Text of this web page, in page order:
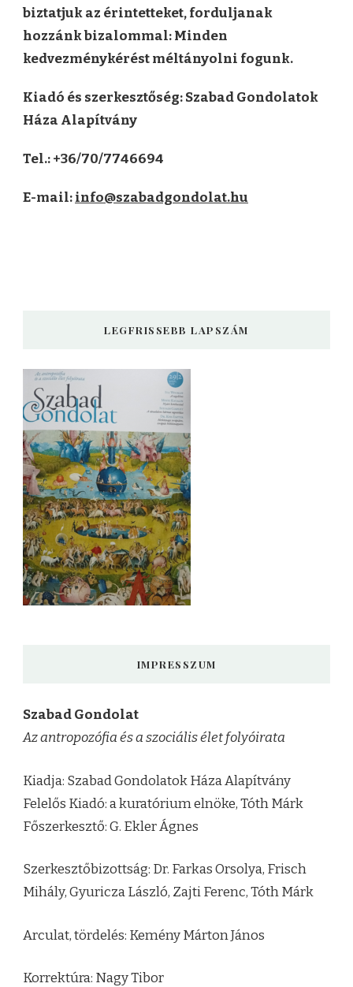
biztatjuk az érintetteket, forduljanak
hozzánk bizalommal: Minden
kedvezménykérést méltányolni fogunk.
Kiadó és szerkesztőség: Szabad Gondolatok
Háza Alapítvány
Tel.:+36/70/7746694
E-mail:info@szabadgondolat.hu
LEGFRISSEBB LAPSZÁM
IMPRESSZUM
Szabad Gondolat
Az antropozófia és a szociális élet folyóirata
Kiadja: Szabad Gondolatok Háza Alapítvány
Felelős Kiadó: a kuratórium elnöke, Tóth Márk
Főszerkesztő: G. Ekler Ágnes
Szerkesztőbizottság: Dr. Farkas Orsolya, Frisch
Mihály, Gyuricza László, Zajti Ferenc, Tóth Márk
Arculat, tördelés: Kemény Márton János
Korrektúra: Nagy Tibor